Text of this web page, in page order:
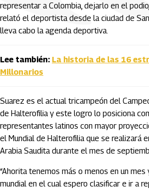
representar a Colombia, dejarlo en el
relató el deportista desde la ciudad de
lleva cabo la agenda deportiva.
Lee también: La historia de las 16
Millonarios
Suarez es el actual tricampeón del
de Halterofilia y este logro lo posiciona
representantes latinos con mayor
el Mundial de Halterofilia que se realizará
Arabia Saudita durante el mes de
“Ahorita tenemos más o menos en un
mundial en el cual espero clasificar e ir a